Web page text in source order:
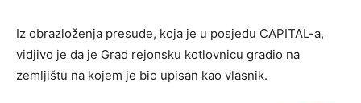
Iz obrazloženja presude, koja je u posjedu CAPITAL-a,
vidjivo je da je Grad rejonsku kotlovnicu gradio na
zemljištu na kojem je bio upisan kao vlasnik.